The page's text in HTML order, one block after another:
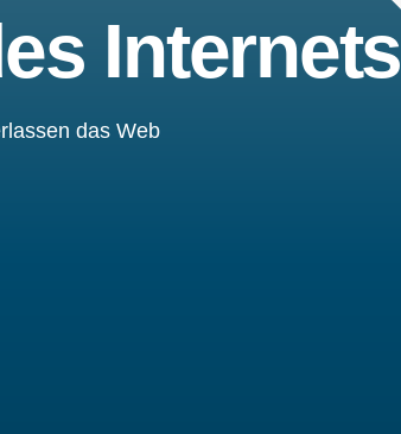
Internets
das Web